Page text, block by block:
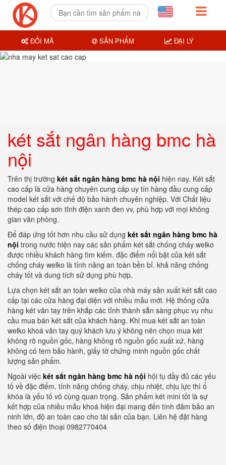
két sắt ngân hàng bmc hà
nội
Trên thị trường két sắt ngân hàng bmc hà nội hiện nay. Két sắt
cao cấp là cửa hàng chuyên cung cấp uy tín hàng đầu cung cấp
model két sắt với chế độ bảo hành chuyên nghiệp. Với Chất liệu
thép cao cấp sơn tĩnh điện xanh đen vv, phù hợp với mọi không
gian văn phòng.
Để đáp ứng tốt hơn nhu cầu sử dụng két sắt ngân hàng bmc hà
nội trong nước hiện nay các sản phẩm két sắt chống cháy welko
được nhiều khách hàng tìm kiếm. đặc điểm nổi bật của két sắt
chống cháy welko là tính năng an toàn bền bỉ. khả năng chống
cháy tốt và dung tích sử dụng phù hợp.
Lựa chọn két sắt an toàn welko của nhà máy sản xuất két sắt cao
cấp tại các cửa hàng đại diện với nhiều mẫu mới. Hệ thống cửa
hàng két vân tay trên khắp các tỉnh thành sẵn sàng phục vụ nhu
cầu mua bán két sắt của khách hàng. Khi mua két sắt an toàn
welko khoá vân tay quý khách lưu ý không nên chọn mua két
không rõ nguồn gốc, hàng không rõ nguồn gốc xuất xứ, hàng
không có tem bảo hành, giấy tờ chứng minh nguồn gốc chất
lượng sản phẩm.
Ngoài việc két sắt ngân hàng bmc hà nội hội tụ đầy đủ các yếu
tố về đặc điểm, tính năng chống cháy, chịu nhiệt, chịu lực thì ổ
khóa là yếu tố vô cùng quan trọng. Sản phẩm két mini tốt là sự
kết hợp của nhiều mẫu khoá hiện đại mang đến tính đảm bảo an
ninh lớn, độ an toàn cao cho tài sản của bạn. Liên hệ đặt hàng
theo số điện thoại 0982770404
ĐỔI MÃ SẢN PHẨM ĐẠI LÝ